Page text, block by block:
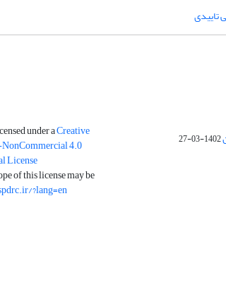
تاییدی
1402-03-27
Journal of Safe City
under aCreative
4.0
License
of this license may be
?lang=en